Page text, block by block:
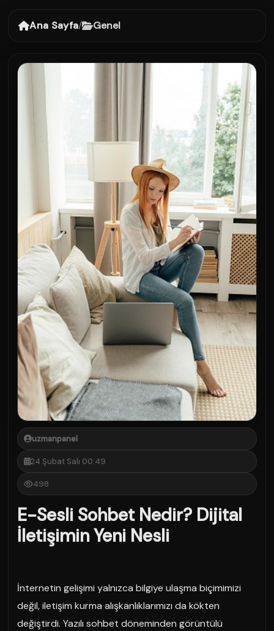
Ana Sayfa/ Genel
uzmanpanel
24 Şubat Salı 00:49
498
E-Sesli Sohbet Nedir? Dijital
İletişimin Yeni Nesli
İnternetin gelişimi yalnızca bilgiye ulaşma biçimimizi
değil, iletişim kurma alışkanlıklarımızı da kökten
değiştirdi. Yazılı sohbet döneminden görüntülü